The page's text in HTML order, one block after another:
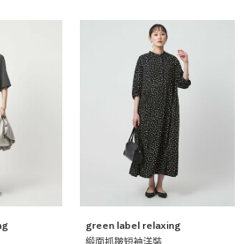
green label relaxing